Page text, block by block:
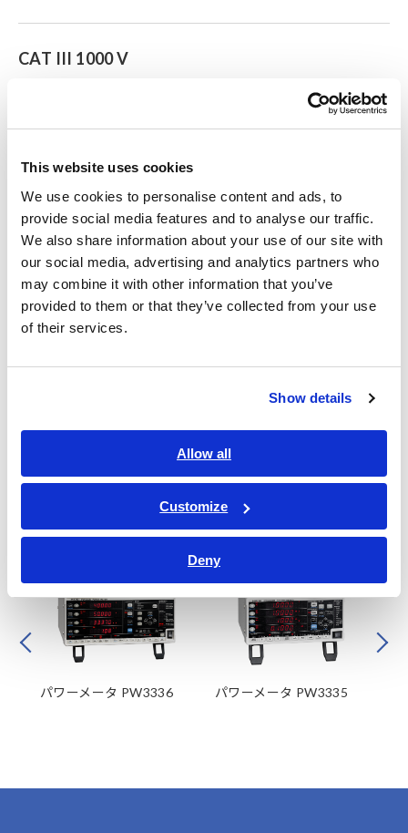
This website uses cookies
We use cookies to personalise content and ads, to
provide social media features and to analyse our traffic.
We also share information about your use of our site with
our social media, advertising and analytics partners who
may combine it with other information that you’ve
provided to them or that they’ve collected from your use
of their services.
Show details
Allow all
Customize
Deny
CAT III 1000 V
形名（発注コード）
CT6904A-2
受注生産品, AC/DC 800A, ME15W端
子, ケーブル長3m
お見
積り
CT6904A-3
受注生産品, AC/DC 800A, ME15W端
関連製品
パワーメータ PW3336 パワーメータ PW3335
Next
Prev